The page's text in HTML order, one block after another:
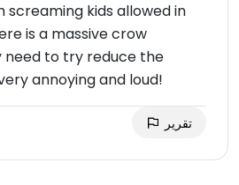
screaming kids allowed in
is a massive crow
to try reduce the
annoying and loud!
تقرير